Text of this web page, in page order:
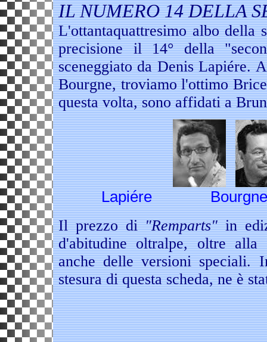
IL NUMERO 14 DELLA
L'ottantaquattresimo albo
precisione il 14° della
sceneggiato da Denis Lapiére.
Bourgne, troviamo l'ottimo
questa volta, sono affidati a
Lapiére
Il prezzo di "Remparts" in
d'abitudine oltralpe, oltre alla
anche delle versioni speciali.
stesura di questa scheda, ne è